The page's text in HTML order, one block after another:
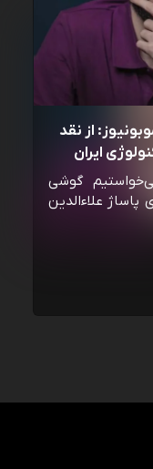
از نقد
ایران
گوشی
پاساژ علاءالدین